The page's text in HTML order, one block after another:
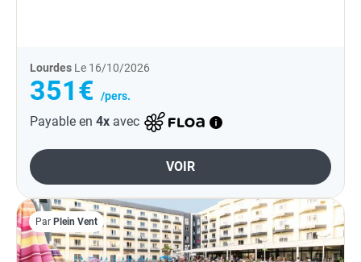
Lourdes Le 16/10/2026
351€ /pers.
Payable en 4x avec
VOIR
Par Plein Vent